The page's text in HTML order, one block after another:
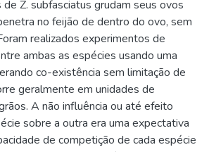
Z. subfasciatus grudam seus ovos
no feijão de dentro do ovo, sem
realizados experimentos de
ambas as espécies usando uma
co-existência sem limitação de
geralmente em unidades de
A não influência ou até efeito
sobre a outra era uma expectativa
de competição de cada espécie